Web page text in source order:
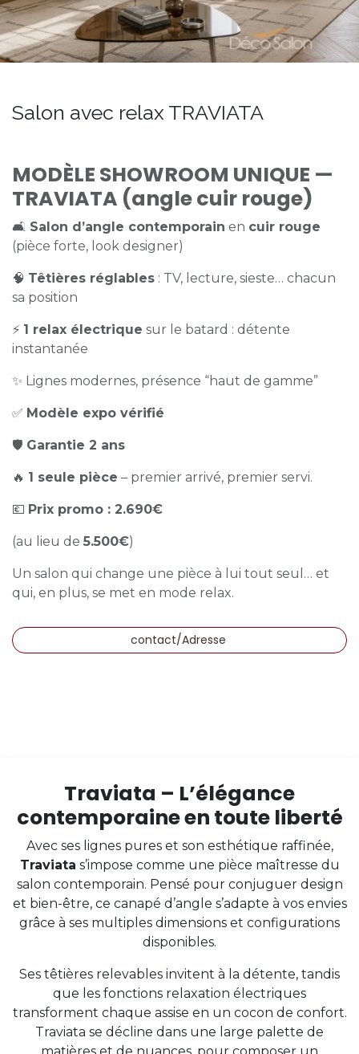
Salon avec relax TRAVIATA
MODÈLE SHOWROOM UNIQUE —
TRAVIATA (angle cuir rouge)
🛋️ Salon d’angle contemporain en cuir rouge
(pièce forte, look designer)
🧠 Têtières réglables : TV, lecture, sieste… chacun
sa position
⚡ 1 relax électrique sur le batard : détente
instantanée
✨ Lignes modernes, présence “haut de gamme”
✅ Modèle expo vérifié
🛡️ Garantie 2 ans
🔥 1 seule pièce – premier arrivé, premier servi.
💶 Prix promo : 2.690€
(au lieu de 5.500€)
Un salon qui change une pièce à lui tout seul… et
qui, en plus, se met en mode relax.
contact/Adresse
Traviata – L’élégance
contemporaine en toute liberté
Avec ses lignes pures et son esthétique raffinée,
Traviata s’impose comme une pièce maîtresse du
salon contemporain. Pensé pour conjuguer design
et bien-être, ce canapé d’angle s’adapte à vos envies
grâce à ses multiples dimensions et configurations
disponibles.
Ses têtières relevables invitent à la détente, tandis
que les fonctions relaxation électriques
transforment chaque assise en un cocon de confort.
Traviata se décline dans une large palette de